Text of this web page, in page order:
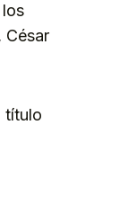
César
título